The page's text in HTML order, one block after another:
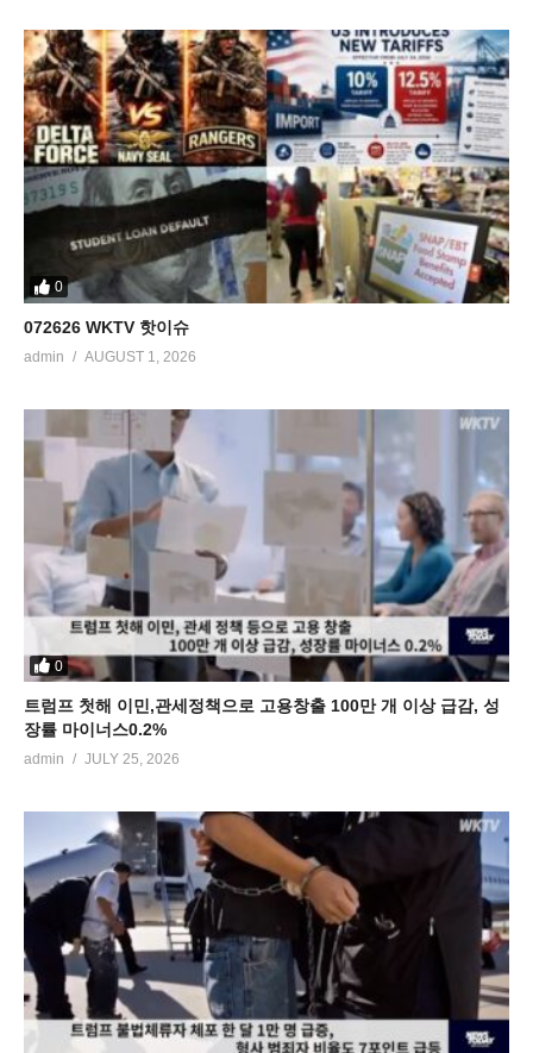
0
072626 WKTV 핫이슈
admin AUGUST 1, 2026
0
트럼프 첫해 이민,관세정책으로 고용창출 100만 개 이상 급감, 성
장률 마이너스0.2%
admin JULY 25, 2026